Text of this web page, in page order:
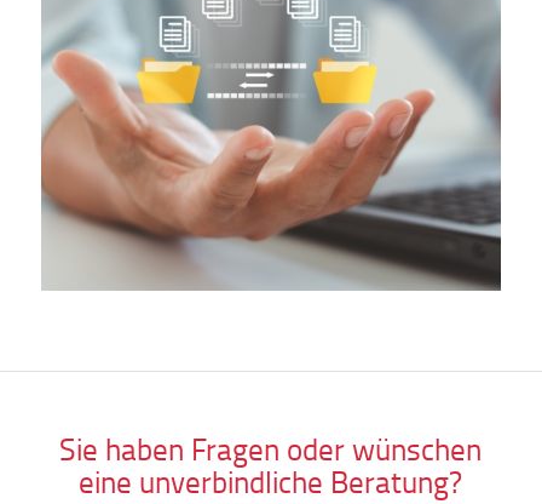
Sie haben Fragen oder wünschen
eine unverbindliche Beratung?